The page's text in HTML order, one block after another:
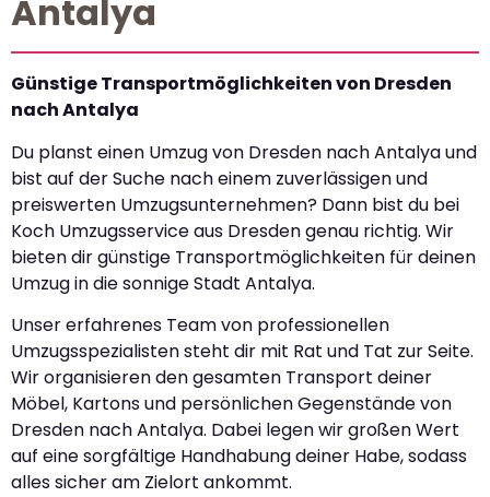
Antalya
Günstige Transportmöglichkeiten von Dresden
nach Antalya
Du planst einen Umzug von Dresden nach Antalya und
bist auf der Suche nach einem zuverlässigen und
preiswerten Umzugsunternehmen? Dann bist du bei
Koch Umzugsservice aus Dresden genau richtig. Wir
bieten dir günstige Transportmöglichkeiten für deinen
Umzug in die sonnige Stadt Antalya.
Unser erfahrenes Team von professionellen
Umzugsspezialisten steht dir mit Rat und Tat zur Seite.
Wir organisieren den gesamten Transport deiner
Möbel, Kartons und persönlichen Gegenstände von
Dresden nach Antalya. Dabei legen wir großen Wert
auf eine sorgfältige Handhabung deiner Habe, sodass
alles sicher am Zielort ankommt.